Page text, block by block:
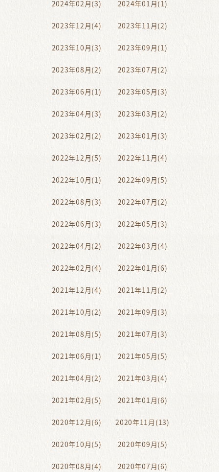
2024年02月(3) 2024年01月(1)
2023年12月(4) 2023年11月(2)
2023年10月(3) 2023年09月(1)
2023年08月(2) 2023年07月(2)
2023年06月(1) 2023年05月(3)
2023年04月(3) 2023年03月(2)
2023年02月(2) 2023年01月(3)
2022年12月(5) 2022年11月(4)
2022年10月(1) 2022年09月(5)
2022年08月(3) 2022年07月(2)
2022年06月(3) 2022年05月(3)
2022年04月(2) 2022年03月(4)
2022年02月(4) 2022年01月(6)
2021年12月(4) 2021年11月(2)
2021年10月(2) 2021年09月(3)
2021年08月(5) 2021年07月(3)
2021年06月(1) 2021年05月(5)
2021年04月(2) 2021年03月(4)
2021年02月(5) 2021年01月(6)
2020年12月(6) 2020年11月(13)
2020年10月(5) 2020年09月(5)
2020年08月(4) 2020年07月(6)